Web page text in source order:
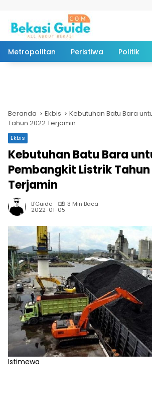
Metropolitan Peristiwa Politik
Beranda Ekbis
Kebutuhan Batu Bara
Tahun 2022 Terjamin
Ekbis
Kebutuhan Batu Bara
Pembangkit Listrik Tahun
Terjamin
B'Guide 3 Min Baca
2022-01-05
Istimewa